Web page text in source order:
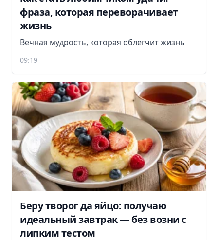
фраза, которая переворачивает
жизнь
Вечная мудрость, которая облегчит жизнь
09:19
Беру творог да яйцо: получаю
идеальный завтрак — без возни с
липким тестом